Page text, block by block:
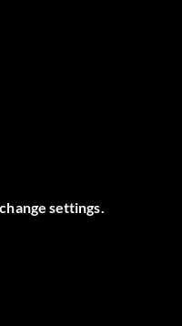
settings.